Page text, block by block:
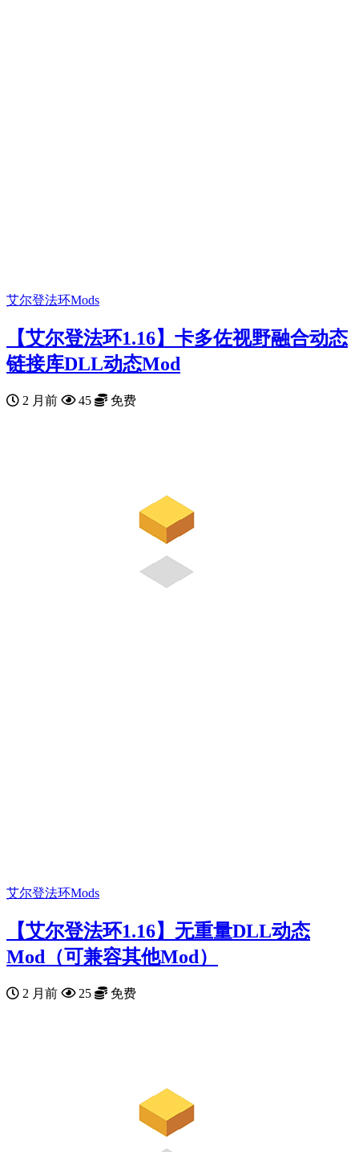
艾尔登法环Mods
【艾尔登法环1.16】卡多佐视野融合动态
链接库DLL动态Mod
2 月前 45 免费
艾尔登法环Mods
【艾尔登法环1.16】无重量DLL动态
Mod（可兼容其他Mod）
2 月前 25 免费